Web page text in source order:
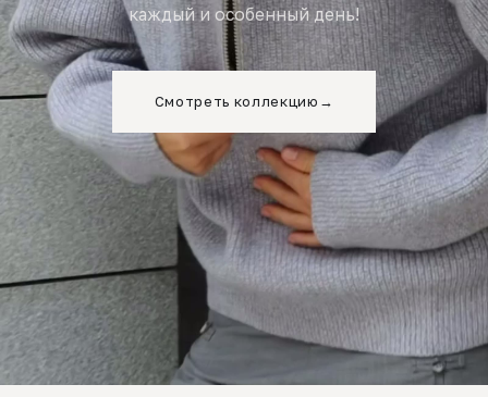
каждый и особенный день!
Смотреть коллекцию →